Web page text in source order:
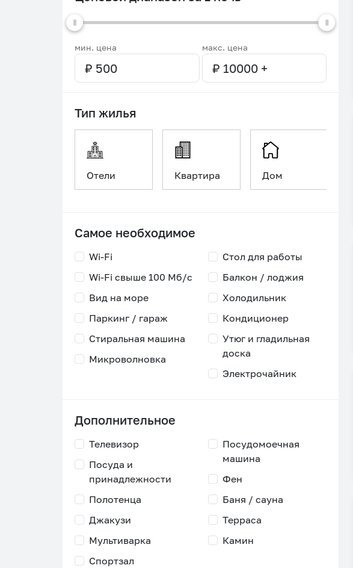
мин. цена макс. цена
Тип жилья
Отели Квартира Дом
Самое необходимое
Wi-Fi
Wi-Fi свыше 100 Мб/с
Стол для работы
Балкон / лоджия
Вид на море
Паркинг / гараж
Холодильник
Кондиционер
Стиральная машина
Микроволновка
Утюг и гладильная
доска
Электрочайник
Дополнительное
Телевизор
Посуда и
принадлежности
Посудомоечная
машина
Фен
Полотенца
Джакузи
Баня / сауна
Терраса
Мультиварка
Спортзал
Камин